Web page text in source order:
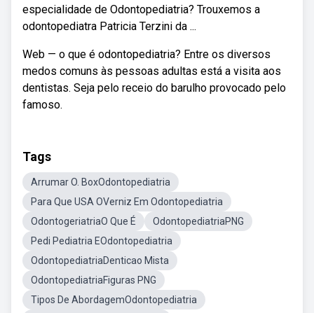
especialidade de Odontopediatria? Trouxemos a
odontopediatra Patricia Terzini da ...
Web — o que é odontopediatria? Entre os diversos
medos comuns às pessoas adultas está a visita aos
dentistas. Seja pelo receio do barulho provocado pelo
famoso.
Tags
Arrumar O. BoxOdontopediatria
Para Que USA OVerniz Em Odontopediatria
OdontogeriatriaO Que É
OdontopediatriaPNG
Pedi Pediatria EOdontopediatria
OdontopediatriaDenticao Mista
OdontopediatriaFiguras PNG
Tipos De AbordagemOdontopediatria